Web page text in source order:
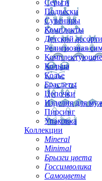
Серьги
Подвески
Сувениры
Комплекты
Детский
Религиозная
Комплектующие
Кольца
Колье
Браслеты
Цепочки
Изделия для
Пирсинг
Упаковка
Коллекции
Mineral
Minimal
Брызги цвета
Госсимволика
Самоцветы